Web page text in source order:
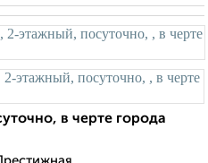
в черте города